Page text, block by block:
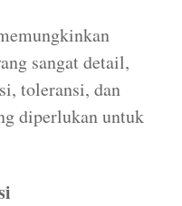
sangat detail,
toleransi, dan
diperlukan untuk